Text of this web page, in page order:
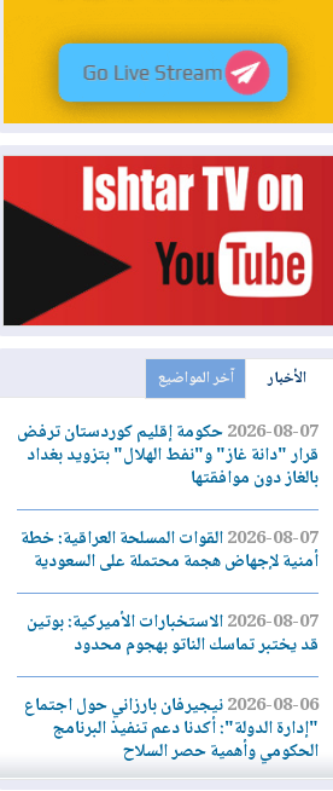
الأخبار آخر المواضيع
2026-08-07حكومة إقليم كوردستان ترفض
قرار "دانة غاز" و"نفط الهلال" بتزويد بغداد
بالغاز دون موافقتها
2026-08-07القوات المسلحة العراقية: خطة
أمنية لإجهاض هجمة محتملة على السعودية
2026-08-07الاستخبارات الأميركية: بوتين
قد يختبر تماسك الناتو بهجوم محدود
2026-08-06نيجيرفان بارزاني حول اجتماع
"إدارة الدولة": أكدنا دعم تنفيذ البرنامج
الحكومي وأهمية حصر السلاح